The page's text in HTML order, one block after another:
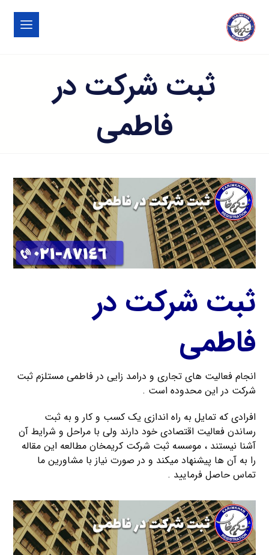
ثبت شرکت در
فاطمی
ثبت شرکت در
فاطمی
انجام فعالیت های تجاری و درامد زایی در فاطمی مستلزم ثبت
شرکت در این محدوده است .
افرادی که تمایل به راه اندازی یک کسب و کار و به ثبت
رساندن فعالیت اقتصادی خود دارند ولی با مراحل و شرایط آن
آشنا نیستند ، موسسه ثبت شرکت کریمخان مطالعه این مقاله
را به آن ها پیشنهاد میکند و در صورت نیاز با مشاورین ما
تماس حاصل فرمایید .